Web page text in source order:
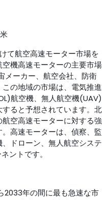
て航空高速モーター市場を
機高速モーターの主要市場
メーカー、航空会社、防衛
の地域の市場は、電気推進
航空機、無人航空機(UAV)
ると予想されています。北
空高速モーターに対する強
高速モーターは、偵察、監
ドローン、無人航空システ
ントです。
2033年の間に最も急速な市